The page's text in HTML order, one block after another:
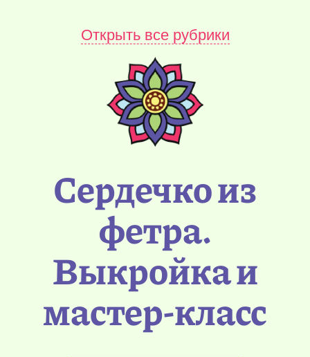
Открыть все рубрики
Сердечко из
фетра.
Выкройка и
мастер-класс